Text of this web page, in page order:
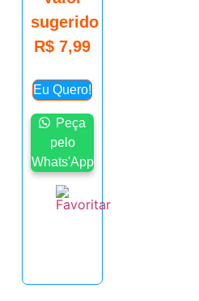
sugerido
R$ 7,99
Eu Quero!
Peça
pelo
Whats'App